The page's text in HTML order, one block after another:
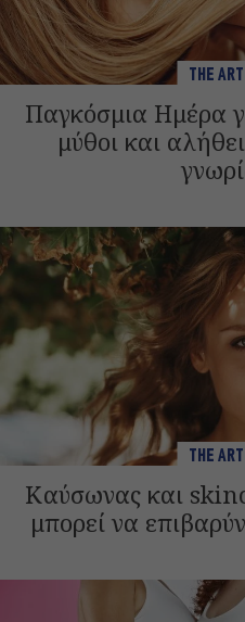
THE
Παγκόσμια Ημέρα
μύθοι και
THE
Καύσωνας και
μπορεί να